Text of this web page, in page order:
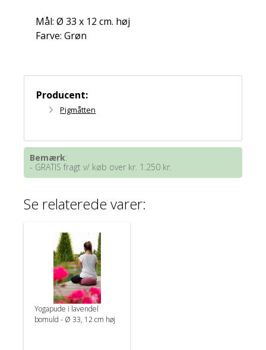
Mål: Ø 33 x 12 cm. høj
Farve: Grøn
Producent:
Pigmåtten
Bemærk:
- GRATIS fragt v/ køb over kr. 1.250 kr.
Se relaterede varer:
Yogapude i lavendel
bomuld - Ø 33, 12 cm høj